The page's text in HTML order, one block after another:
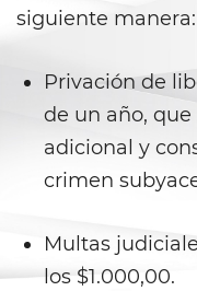
Sealing
Senate
siguiente manera:
Privación de
de un año,
adicional y
crimen
Multas
los $1.000,00.